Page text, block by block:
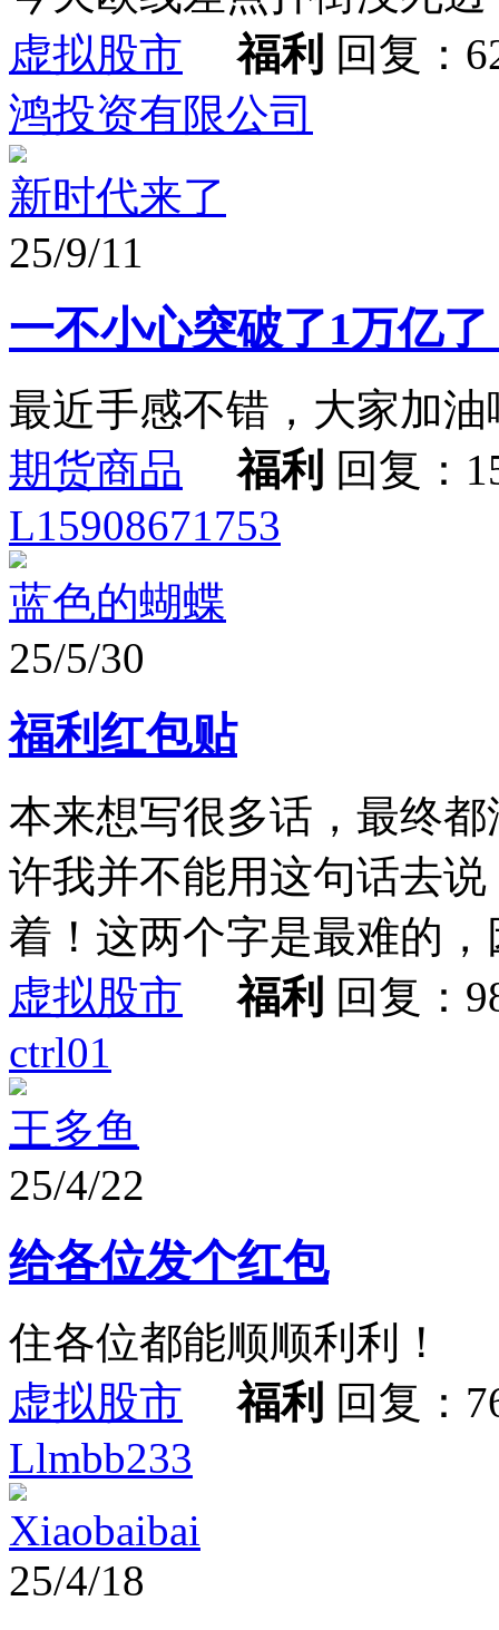
虚拟股市
福利 回复：
鸿投资有限公司
新时代来了
25/9/11
一不小心突破了1万亿
最近手感不错，大家加
期货商品
福利 回复：
L15908671753
蓝色的蝴蝶
25/5/30
福利红包贴
本来想写很多话，最终
许我并不能用这句话去
着！这两个字是最难的
虚拟股市
福利 回复：
ctrl01
王多鱼
25/4/22
给各位发个红包
住各位都能顺顺利利！
虚拟股市
福利 回复：
Llmbb233
Xiaobaibai
25/4/18